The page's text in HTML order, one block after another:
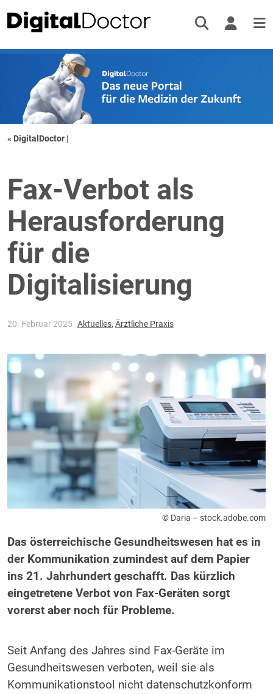
« DigitalDoctor |
Fax-Verbot als
Herausforderung
für die
Digitalisierung
20. Februar 2025 Aktuelles, Ärztliche Praxis
© Daria – stock.adobe.com
Das österreichische Gesundheitswesen hat es in
der Kommunikation zumindest auf dem Papier
ins 21. Jahrhundert geschafft. Das kürzlich
eingetretene Verbot von Fax-Geräten sorgt
vorerst aber noch für Probleme.
Seit Anfang des Jahres sind Fax-Geräte im
Gesundheitswesen verboten, weil sie als
Kommunikationstool nicht datenschutzkonform